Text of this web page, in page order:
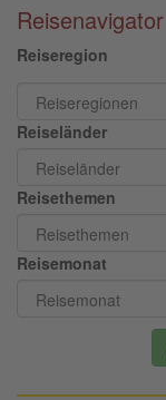
Reisenavigator
Reiseregion
Reiseländer
Reisethemen
Reisemonat